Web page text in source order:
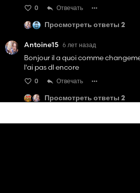
0 Отвечать
Просмотреть ответы 2
Antoine15 6 лет назад
Bonjour il a quoi comme
l'ai pas dl encore
0 Отвечать
Просмотреть ответы 2